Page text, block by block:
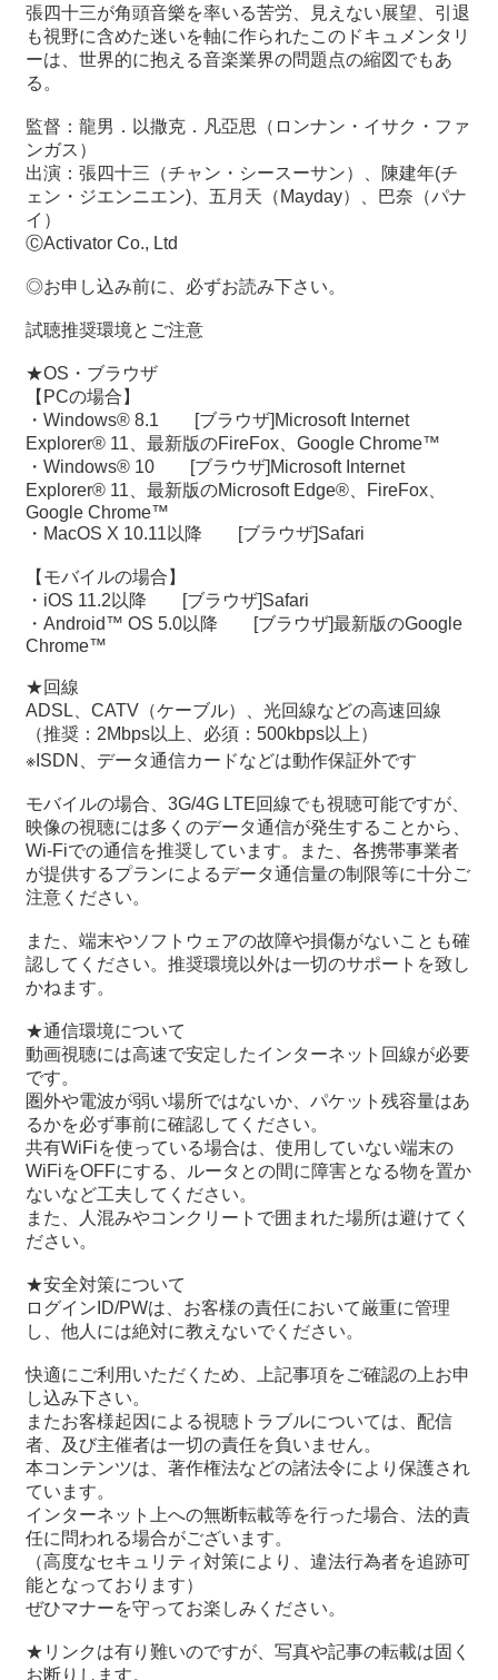
張四十三が角頭音樂を率いる苦労、見えない展望、引退
も視野に含めた迷いを軸に作られたこのドキュメンタリ
ーは、世界的に抱える音楽業界の問題点の縮図でもあ
る。
監督：龍男．以撒克．凡亞思（ロンナン・イサク・ファ
ンガス）
出演：張四十三（チャン・シースーサン）、陳建年(チ
ェン・ジエンニエン)、五月天（Mayday）、巴奈（パナ
イ）
ⒸActivator Co., Ltd
◎お申し込み前に、必ずお読み下さい。
試聴推奨環境とご注意
★OS・ブラウザ
【PCの場合】
・Windows® 8.1 [ブラウザ]Microsoft Internet
Explorer® 11、最新版のFireFox、Google Chrome™
・Windows® 10 [ブラウザ]Microsoft Internet
Explorer® 11、最新版のMicrosoft Edge®、FireFox、
Google Chrome™
・MacOS X 10.11以降 [ブラウザ]Safari
【モバイルの場合】
・iOS 11.2以降 [ブラウザ]Safari
・Android™ OS 5.0以降 [ブラウザ]最新版のGoogle
Chrome™
★回線
ADSL、CATV（ケーブル）、光回線などの高速回線
（推奨：2Mbps以上、必須：500kbps以上）
※ISDN、データ通信カードなどは動作保証外です
モバイルの場合、3G/4G LTE回線でも視聴可能ですが、
映像の視聴には多くのデータ通信が発生することから、
Wi-Fiでの通信を推奨しています。また、各携帯事業者
が提供するプランによるデータ通信量の制限等に十分ご
注意ください。
また、端末やソフトウェアの故障や損傷がないことも確
認してください。推奨環境以外は一切のサポートを致し
かねます。
★通信環境について
動画視聴には高速で安定したインターネット回線が必要
です。
圏外や電波が弱い場所ではないか、パケット残容量はあ
るかを必ず事前に確認してください。
共有WiFiを使っている場合は、使用していない端末の
WiFiをOFFにする、ルータとの間に障害となる物を置か
ないなど工夫してください。
また、人混みやコンクリートで囲まれた場所は避けてく
ださい。
★安全対策について
ログインID/PWは、お客様の責任において厳重に管理
し、他人には絶対に教えないでください。
快適にご利用いただくため、上記事項をご確認の上お申
し込み下さい。
またお客様起因による視聴トラブルについては、配信
者、及び主催者は一切の責任を負いません。
本コンテンツは、著作権法などの諸法令により保護され
ています。
インターネット上への無断転載等を行った場合、法的責
任に問われる場合がございます。
（高度なセキュリティ対策により、違法行為者を追跡可
能となっております）
ぜひマナーを守ってお楽しみください。
★リンクは有り難いのですが、写真や記事の転載は固く
お断りします。